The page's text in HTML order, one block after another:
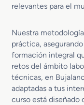
relevantes para el
Nuestra
práctica,
formación integral
retos del ámbito
técnicas, en
adaptadas a tus
curso está diseñado